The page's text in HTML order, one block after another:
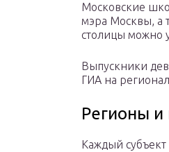
Московские
мэра Москвы, а
столицы можно
Выпускники
ГИА на
Регионы
Каждый